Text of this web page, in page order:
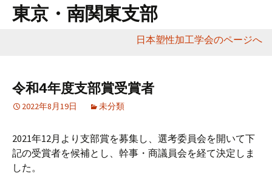
東京・南関東支部
日本塑性加工学会のページへ
令和4年度支部賞受賞者
2022年8月19日 未分類
2021年12月より支部賞を募集し、選考委員会を開いて下
記の受賞者を候補とし、幹事・商議員会を経て決定しま
した。